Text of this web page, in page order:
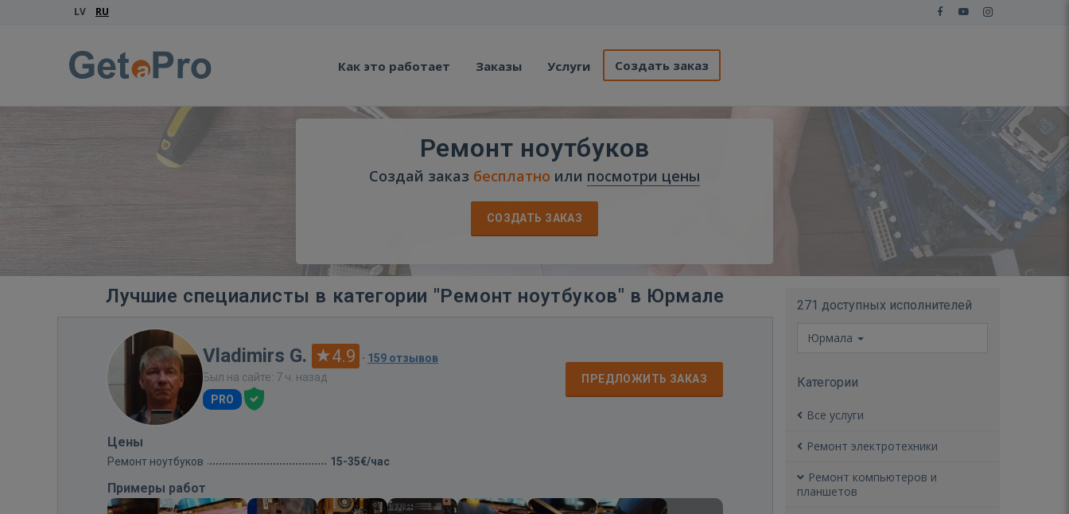
LV RU
Как это работает Заказы Услуги Создать заказ
Ремонт ноутбуков
Создай заказ бесплатно или посмотри цены
СОЗДАТЬ ЗАКАЗ
Лучшие специалисты в категории "Ремонт ноутбуков" в Юрмале
Vladimirs G. 4.9 · 159 отзывов
Был на сайте: 7 ч. назад
PRO
ПРЕДЛОЖИТЬ ЗАКАЗ
Цены
Ремонт ноутбуков 15-35€/час
Примеры работ
271 доступных исполнителей
Юрмала
Категории
Все услуги
Ремонт электротехники
Ремонт компьютеров и
планшетов